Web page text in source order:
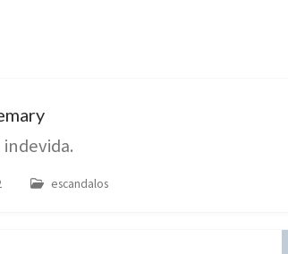
escandalos